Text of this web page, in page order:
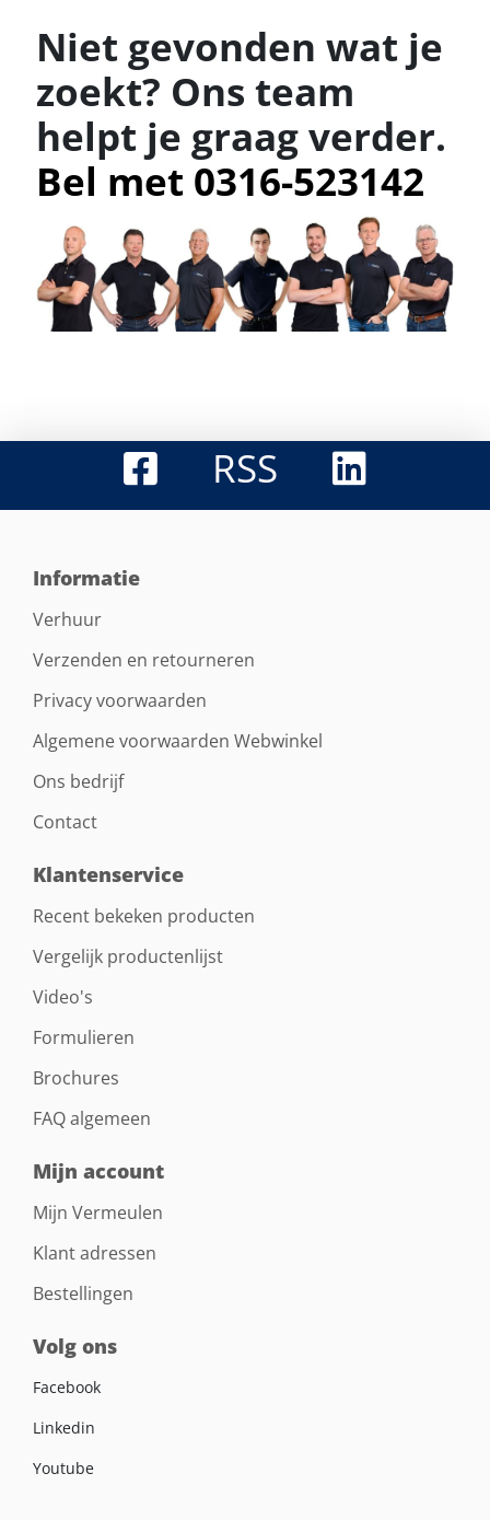
Niet gevonden wat je
zoekt? Ons team
helpt je graag verder.
Bel met 0316-523142
RSS
Informatie
Verhuur
Verzenden en retourneren
Privacy voorwaarden
Algemene voorwaarden Webwinkel
Ons bedrijf
Contact
Klantenservice
Recent bekeken producten
Vergelijk productenlijst
Video's
Formulieren
Brochures
FAQ algemeen
Mijn account
Mijn Vermeulen
Klant adressen
Bestellingen
Volg ons
Facebook
Linkedin
Youtube